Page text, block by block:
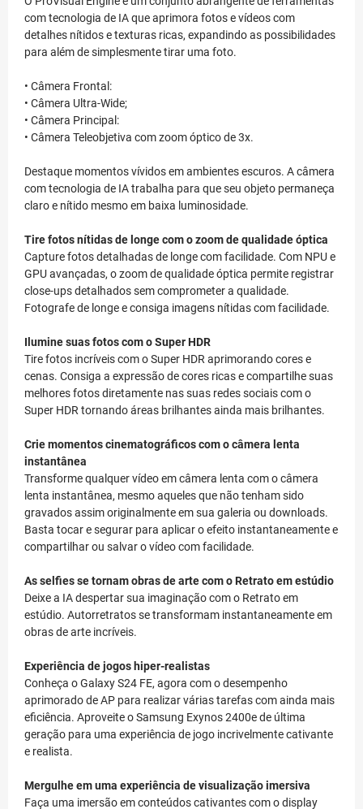
com tecnologia de IA que aprimora fotos e vídeos com
detalhes nítidos e texturas ricas, expandindo as possibilidades
para além de simplesmente tirar uma foto.
• Câmera Frontal:
• Câmera Ultra-Wide;
• Câmera Principal:
• Câmera Teleobjetiva com zoom óptico de 3x.
Destaque momentos vívidos em ambientes escuros. A câmera
com tecnologia de IA trabalha para que seu objeto permaneça
claro e nítido mesmo em baixa luminosidade.
Tire fotos nítidas de longe com o zoom de qualidade óptica
Capture fotos detalhadas de longe com facilidade. Com NPU e
GPU avançadas, o zoom de qualidade óptica permite registrar
close-ups detalhados sem comprometer a qualidade.
Fotografe de longe e consiga imagens nítidas com facilidade.
Ilumine suas fotos com o Super HDR
Tire fotos incríveis com o Super HDR aprimorando cores e
cenas. Consiga a expressão de cores ricas e compartilhe suas
melhores fotos diretamente nas suas redes sociais com o
Super HDR tornando áreas brilhantes ainda mais brilhantes.
Crie momentos cinematográficos com o câmera lenta
instantânea
Transforme qualquer vídeo em câmera lenta com o câmera
lenta instantânea, mesmo aqueles que não tenham sido
gravados assim originalmente em sua galeria ou downloads.
Basta tocar e segurar para aplicar o efeito instantaneamente e
compartilhar ou salvar o vídeo com facilidade.
As selfies se tornam obras de arte com o Retrato em estúdio
Deixe a IA despertar sua imaginação com o Retrato em
estúdio. Autorretratos se transformam instantaneamente em
obras de arte incríveis.
Experiência de jogos hiper-realistas
Conheça o Galaxy S24 FE, agora com o desempenho
aprimorado de AP para realizar várias tarefas com ainda mais
eficiência. Aproveite o Samsung Exynos 2400e de última
geração para uma experiência de jogo incrivelmente cativante
e realista.
Mergulhe em uma experiência de visualização imersiva
Faça uma imersão em conteúdos cativantes com o display